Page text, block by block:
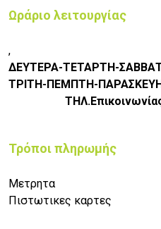
Ωράριο λειτουργίας
,
ΔΕΥΤΕΡΑ-ΤΕΤΑΡΤΗ-
ΤΡΙΤΗ-ΠΕΜΠΤΗ-
ΤΗΛ.Επικοινωνίας
Τρόποι πληρωμής
Μετρητα
Πιστωτικες καρτες